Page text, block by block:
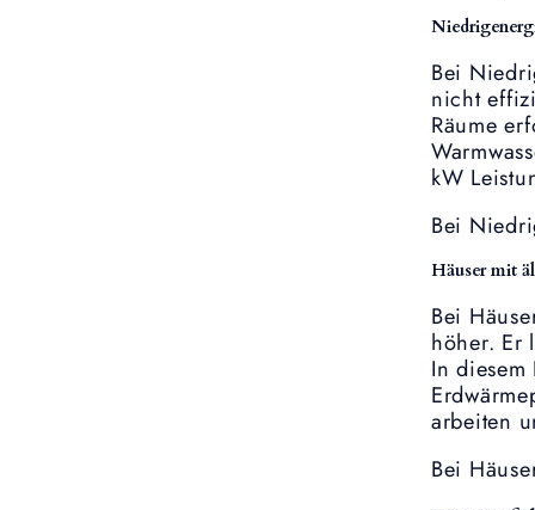
Bei
nicht
Räume
kW
Bei
Häuser mit
Bei
höher. Er
In
arbeiten
Bei